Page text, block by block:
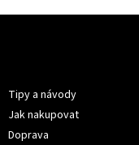
Tipy a návody
Jak nakupovat
Doprava